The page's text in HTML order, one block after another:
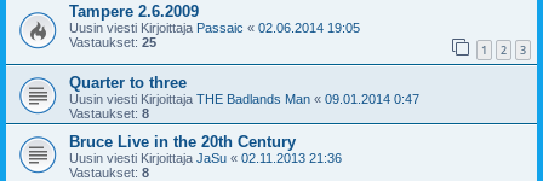
Tampere 2.6.2009
Uusin viesti Kirjoittaja Passaic « 02.06.2014 19:05
Vastaukset: 25 1 2 3
Quarter to three
Uusin viesti Kirjoittaja THE Badlands Man « 09.01.2014 0:47
Vastaukset: 8
Bruce Live in the 20th Century
Uusin viesti Kirjoittaja JaSu « 02.11.2013 21:36
Vastaukset: 8